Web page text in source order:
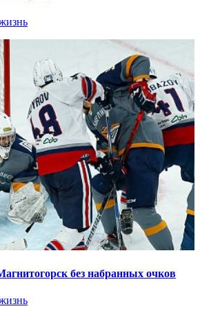
без набранных очков